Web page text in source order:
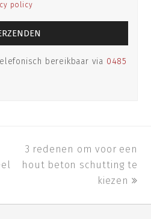
policy
bereikbaar via 0485
next
post:
3 redenen om voor een
hout beton schutting te
kiezen